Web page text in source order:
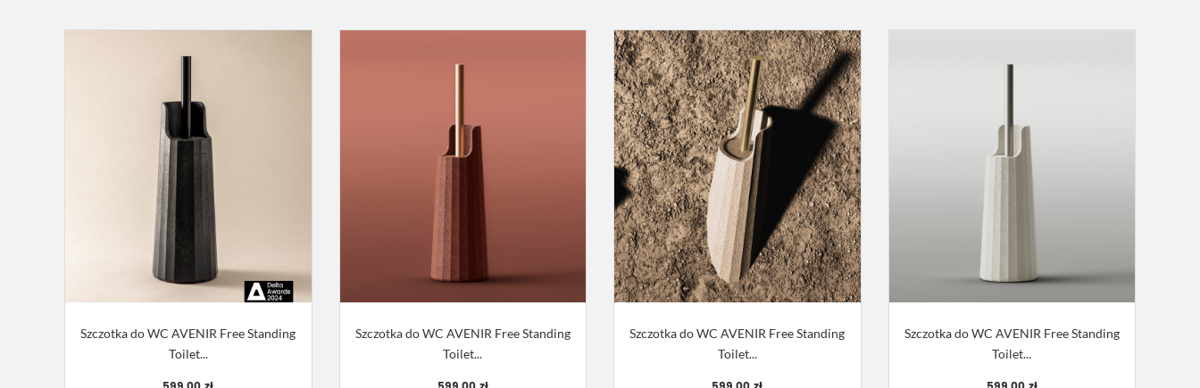
Szczotka do WC AVENIR Free Standing
Toilet...
Szczotka do WC AVENIR Free Standing
Toilet...
Szczotka do WC AVENIR Free Standing
Toilet...
Szczotka do WC AVENIR Free Standing
Toilet...